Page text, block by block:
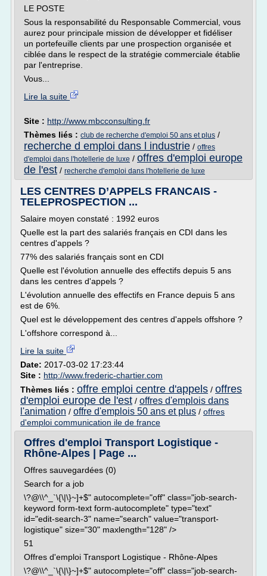
LE POSTE
Sous la responsabilité du Responsable Commercial, vous
aurez pour principale mission de développer et fidéliser
un portefeuille clients par une prospection organisée et
ciblée dans le respect de la stratégie commerciale établie
par l'entreprise.
Vous...
Lire la suite
Site : http://www.mbcconsulting.fr
Thèmes liés : club de recherche d'emploi 50 ans et plus /
recherche d emploi dans l industrie / offres
d'emploi dans l'hotellerie de luxe / offres d'emploi europe
de l'est / recherche d'emploi dans l'hotellerie de luxe
LES CENTRES D’APPELS FRANCAIS -
TELEPROSPECTION ...
Salaire moyen constaté : 1992 euros
Quelle est la part des salariés français en CDI dans les
centres d'appels ?
77% des salariés français sont en CDI
Quelle est l'évolution annuelle des effectifs depuis 5 ans
dans les centres d'appels ?
L'évolution annuelle des effectifs en France depuis 5 ans
est de 6%.
Quel est le développement des centres d'appels offshore ?
L'offshore correspond à...
Lire la suite
Date: 2017-03-02 17:23:44
Site : http://www.frederic-chartier.com
Thèmes liés : offre emploi centre d'appels / offres
d'emploi europe de l'est / offres d'emplois dans
l'animation / offre d'emplois 50 ans et plus / offres
d'emploi communication ile de france
Offres d'emploi Transport Logistique -
Rhône-Alpes | Page ...
Offres sauvegardées (0)
Search for a job
\?@\\^_`\{\|\}~]+$" autocomplete="off" class="job-search-
keyword form-text form-autocomplete" type="text"
id="edit-search-3" name="search" value="transport-
logistique" size="30" maxlength="128" />
51
Offres d'emploi Transport Logistique - Rhône-Alpes
\?@\\^_`\{\|\}~]+$" autocomplete="off" class="job-search-